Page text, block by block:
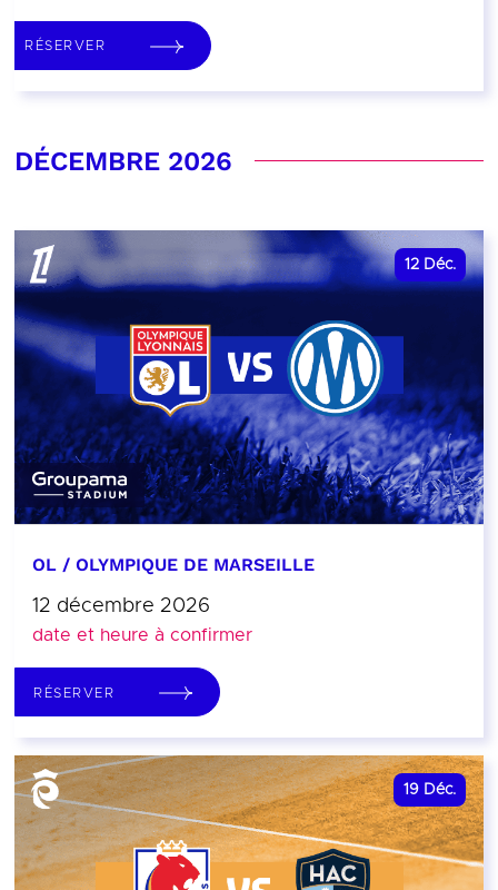
RÉSERVER
DÉCEMBRE 2026
12 Déc.
OL / OLYMPIQUE DE MARSEILLE
12 décembre 2026
date et heure à confirmer
RÉSERVER
19 Déc.